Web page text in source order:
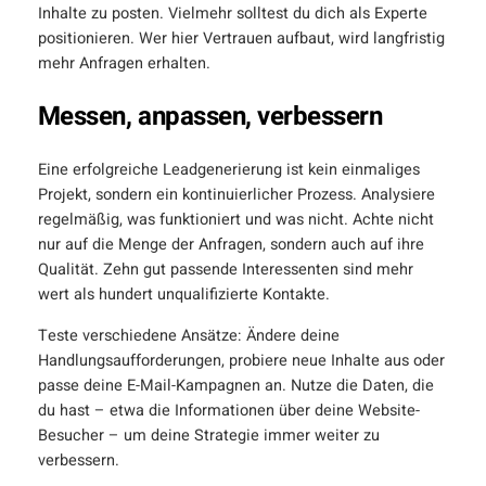
Inhalte zu posten. Vielmehr solltest du dich als Experte
positionieren. Wer hier Vertrauen aufbaut, wird langfristig
mehr Anfragen erhalten.
Messen, anpassen, verbessern
Eine erfolgreiche Leadgenerierung ist kein einmaliges
Projekt, sondern ein kontinuierlicher Prozess. Analysiere
regelmäßig, was funktioniert und was nicht. Achte nicht
nur auf die Menge der Anfragen, sondern auch auf ihre
Qualität. Zehn gut passende Interessenten sind mehr
wert als hundert unqualifizierte Kontakte.
Teste verschiedene Ansätze: Ändere deine
Handlungsaufforderungen, probiere neue Inhalte aus oder
passe deine E-Mail-Kampagnen an. Nutze die Daten, die
du hast – etwa die Informationen über deine Website-
Besucher – um deine Strategie immer weiter zu
verbessern.